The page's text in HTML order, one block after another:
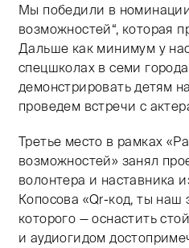
Мы победили в
возможностей“, которая
Дальше как минимум у
спецшколах в семи
демонстрировать детям
проведем встречи с
Третье место в рамках
возможностей» занял
волонтера и наставника
Копосова «Qr-код, ты наш
которого — оснастить
и аудиогидом